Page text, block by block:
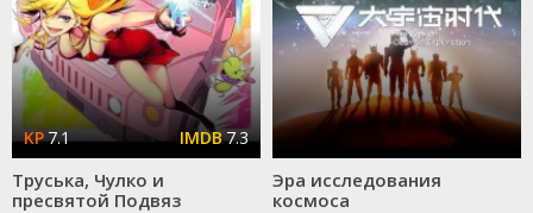
7.1 7.3
Труська, Чулко и
пресвятой Подвяз
Эра исследования
космоса